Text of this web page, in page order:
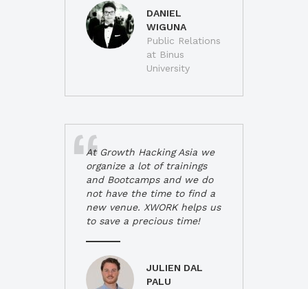
DANIEL
WIGUNA
Public Relations
at Binus
University
At Growth Hacking Asia we
organize a lot of trainings
and Bootcamps and we do
not have the time to find a
new venue. XWORK helps us
to save a precious time!
JULIEN DAL
PALU